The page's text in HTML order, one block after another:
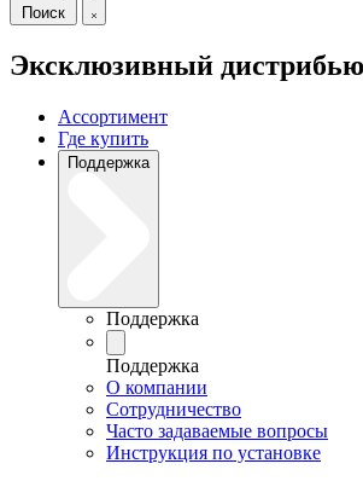
Поиск
Эксклюзивный
Ассортимент
Где купить
Поддержка
Поддержка
Поддержка
О компании
Сотрудничество
Часто задаваемые вопросы
Инструкция по установке